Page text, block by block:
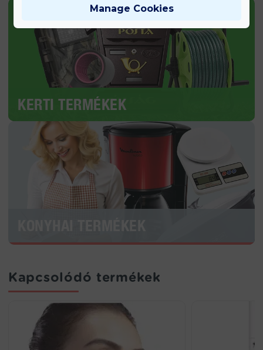
KERTI TERMÉKEK
Kapcsolódó termékek
Manage Cookies